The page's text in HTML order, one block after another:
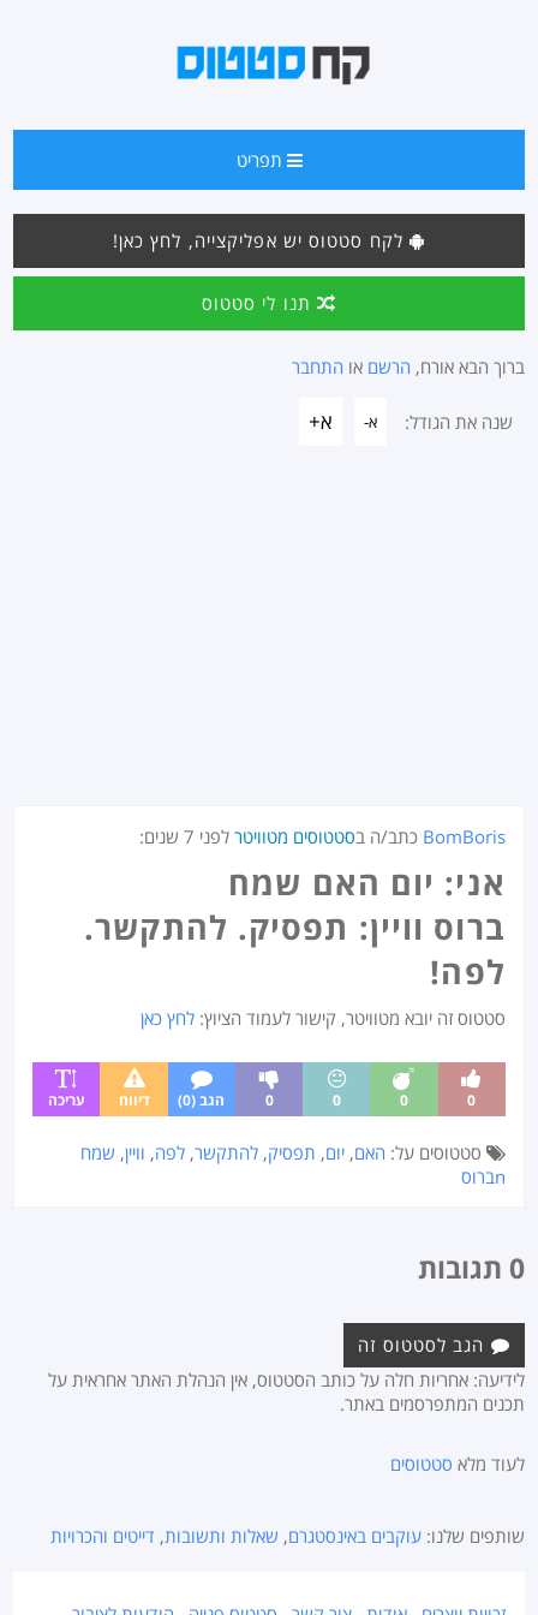
תפריט
לקח סטטוס יש אפליקצייה, לחץ כאן!
תנו לי סטטוס
ברוך הבא אורח, הרשם או התחבר
שנה את הגודל: א- א+
BomBoris כתב/ה בסטטוסים מטוויטר לפני 7 שנים :
אני: יום האם שמח
ברוס וויין: תפסיק. להתקשר.
לפה!
סטטוס זה יובא מטוויטר, קישור לעמוד הציוץ:לחץ כאן
0
0
0
0 הגב (0) דיווח עריכה
סטטוסים על: האם,יום, תפסיק,להתקשר,לפה, וויין, שמח
nברוס
0 תגובות
הגב לסטטוס זה
לידיעה: אחריות חלה על כותב הסטטוס, אין הנהלת האתר אחראית על
תכנים המתפרסמים באתר.
לעוד מלא סטטוסים
שותפים שלנו:עוקבים באינסטגרם, שאלות ותשובות, דייטים והכרויות